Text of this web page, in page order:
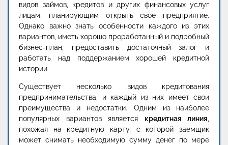
видов займов, кредитов и других финансовых услуг
лицам, планирующим открыть свое предприятие.
Однако важно знать особенности каждого из этих
вариантов, иметь хорошо проработанный и подробный
бизнес-план, предоставить достаточный залог и
работать над поддержанием хорошей кредитной
истории.
Существует несколько видов кредитования
предпринимательства, и каждый из них имеет свои
преимущества и недостатки. Одним из наиболее
популярных вариантов является кредитная линия,
похожая на кредитную карту, с которой заемщик
может снимать необходимую сумму денег по мере